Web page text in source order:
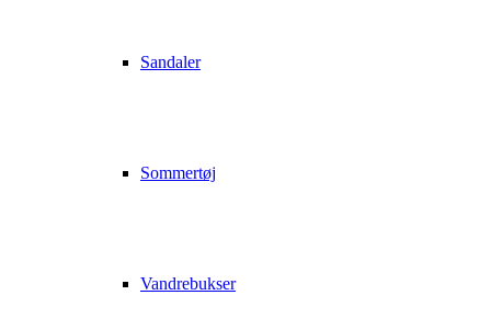
Sandaler
Sommertøj
Vandrebukser